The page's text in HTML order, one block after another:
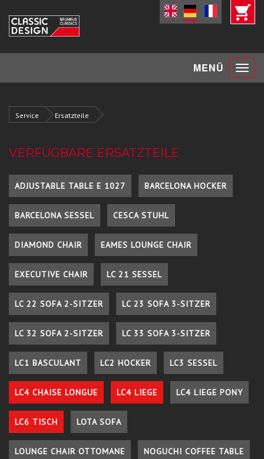
MENÜ Toggle
Service Ersatzteile
VERFÜGBARE ERSATZTEILE
ADJUSTABLE TABLE E 1027 BARCELONA HOCKER
BARCELONA SESSEL CESCA STUHL
DIAMOND CHAIR EAMES LOUNGE CHAIR
EXECUTIVE CHAIR LC 21 SESSEL
LC 22 SOFA 2-SITZER LC 23 SOFA 3-SITZER
LC 32 SOFA 2-SITZER LC 33 SOFA 3-SITZER
LC1 BASCULANT LC2 HOCKER LC3 SESSEL
LC4 CHAISE LONGUE LC4 LIEGE LC4 LIEGE PONY
LC6 TISCH LOTA SOFA
LOUNGE CHAIR OTTOMANE NOGUCHI COFFEE TABLE